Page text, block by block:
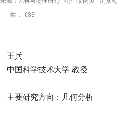
数：
683
王兵
中国科学技术大学 教授
主要研究方向：几何分析